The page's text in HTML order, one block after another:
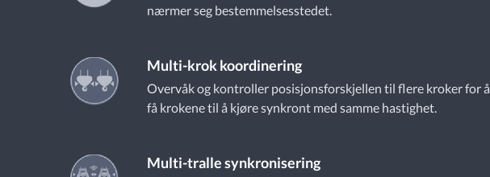
nærmer seg bestemmelsesstedet.
Multi-krok koordinering
Overvåk og kontroller posisjonsforskjellen til flere kroker for å
få krokene til å kjøre synkront med samme hastighet.
Multi-tralle synkronisering